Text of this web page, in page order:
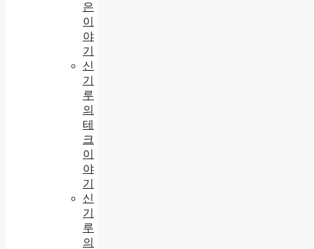
은
이
야
기
신
기
루
의
테
크
이
야
기
신
기
루
의